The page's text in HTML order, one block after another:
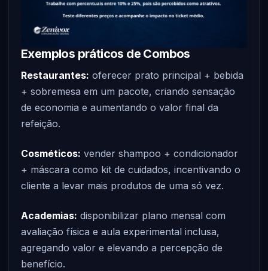
Exemplos práticos de Combos
Restaurantes: oferecer prato principal + bebida
+ sobremesa em um pacote, criando sensação
de economia e aumentando o valor final da
refeição.
Cosméticos: vender shampoo + condicionador
+ máscara como kit de cuidados, incentivando o
cliente a levar mais produtos de uma só vez.
Academias: disponibilizar plano mensal com
avaliação física e aula experimental inclusa,
agregando valor e elevando a percepção de
benefício.